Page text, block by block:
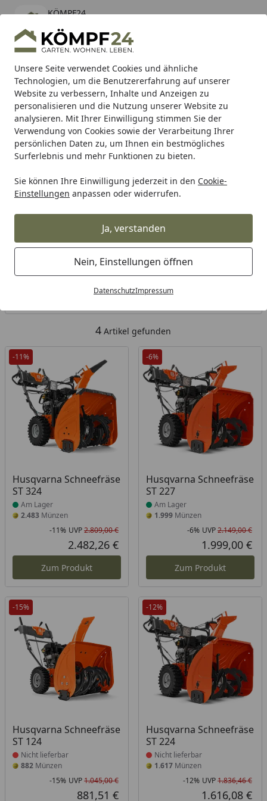
Unsere Seite verwendet Cookies und ähnliche
Technologien, um die Benutzererfahrung auf unserer
Website zu verbessern, Inhalte und Anzeigen zu
personalisieren und die Nutzung unserer Website zu
analysieren. Mit Ihrer Einwilligung stimmen Sie der
Verwendung von Cookies sowie der Verarbeitung Ihrer
persönlichen Daten zu, um Ihnen ein bestmögliches
Surferlebnis und mehr Funktionen zu bieten.
Sie können Ihre Einwilligung jederzeit in den Cookie-
Einstellungen anpassen oder widerrufen.
Ja, verstanden
Nein, Einstellungen öffnen
DatenschutzImpressum
KÖMPF24
kostenlos - Im App Store
Hotline
Alle Produkte
Mein Konto
Suchen
Karibu Pools inkl. gratis Sandfilteranlage & Pool-
Starterset (Gesamtwert bis 468,99€)
Startseite
Husqvarna Winter Schneefräsen
Husqvarna Schneefräsen
Ihre Artikelübersicht
Kategorien
4 Artikel gefunden
-11%
Husqvarna Schneefräse
ST 324
Produkt am Lager
Am Lager
2.483 Münzen
Rabatt in Prozent
-11%
Ursprünglicher Preis
UVP2.809,00 €
Aktueller Preis
2.482,26 €
Zum Produkt
-6%
Husqvarna Schneefräse
ST 227
Produkt am Lager
Am Lager
1.999Münzen
-6% UVP2.149,00 €
1.999,00 €
Zum Produkt
-15%
Husqvarna Schneefräse
ST 124
Produkt nicht lieferbar
Nicht lieferbar
882 Münzen
Rabatt in Prozent
-15%
Ursprünglicher Preis
UVP1.045,00 €
881,51 €
-12%
Husqvarna Schneefräse
ST 224
Produkt nicht lieferbar
Nicht lieferbar
1.617Münzen
-12% UVP1.836,46 €
1.616,08 €